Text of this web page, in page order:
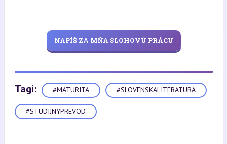
NAPÍŠ ZA MŇA SLOHOVÚ PRÁCU
Tagi: #MATURITA #SLOVENSKALITERATURA
#STUDIJNYPREVOD